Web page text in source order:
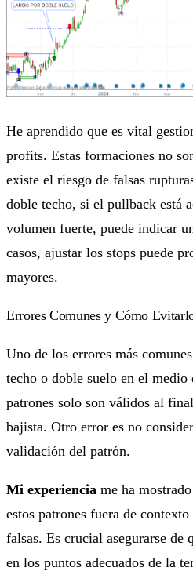
He aprendido que es vital
profits. Estas formaciones no
existe el riesgo de falsas
doble techo, si el pullback está
volumen fuerte, puede indicar
casos, ajustar los stops puede
mayores.
Errores Comunes y Cómo
Uno de los errores más
techo o doble suelo en el medio
patrones solo son válidos al
bajista. Otro error es no
validación del patrón.
Mi experiencia me ha
estos patrones fuera de
falsas. Es crucial asegurarse de
en los puntos adecuados de la